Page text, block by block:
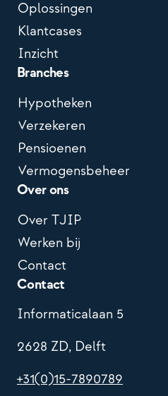
Oplossingen
Klantcases
Inzicht
Branches
Hypotheken
Verzekeren
Pensioenen
Vermogensbeheer
Over ons
Over TJIP
Werken bij
Contact
Contact
Informaticalaan 5
2628 ZD, Delft
+31(0)15-7890789